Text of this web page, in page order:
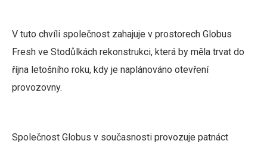
V tuto chvíli společnost zahajuje v prostorech Globus
Fresh ve Stodůlkách rekonstrukci, která by měla trvat do
října letošního roku, kdy je naplánováno otevření
provozovny.
Společnost Globus v současnosti provozuje patnáct